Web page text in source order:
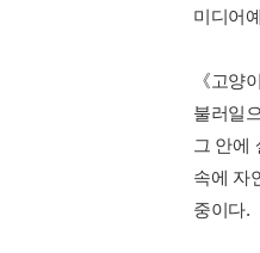
미디어
《고양
불러일
그 안에
속에 자
중이다.